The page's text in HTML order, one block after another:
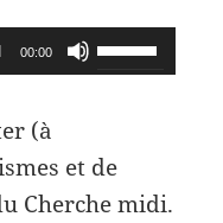
00:00
Utilisez
les
haut/bas
pour
(à
et de
Cherche midi.